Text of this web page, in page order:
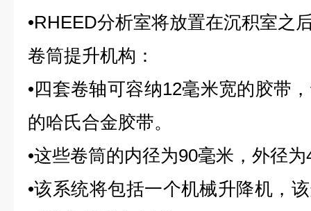
•RHEED分析室将放置在沉积室之
卷筒提升机构：
•四套卷轴可容纳12毫米宽的胶带
的哈氏合金胶带。
•这些卷筒的内径为90毫米，外径
•该系统将包括一个机械升降机，